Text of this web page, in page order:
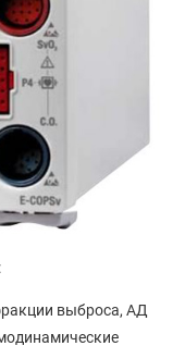
выброса, АД